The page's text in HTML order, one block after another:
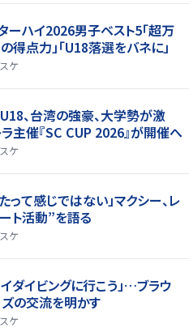
ーハイ2026男子ベスト5「超万
得点力」「U18落選をバネに」
ケ
、台湾の強豪、大学勢が激
主催『SC CUP 2026』が開催へ
ケ
って感じではない」マクシー、レ
ト活動”を語る
ケ
ダイビングに行こう」…ブラウ
ズの交流を明かす
ケ